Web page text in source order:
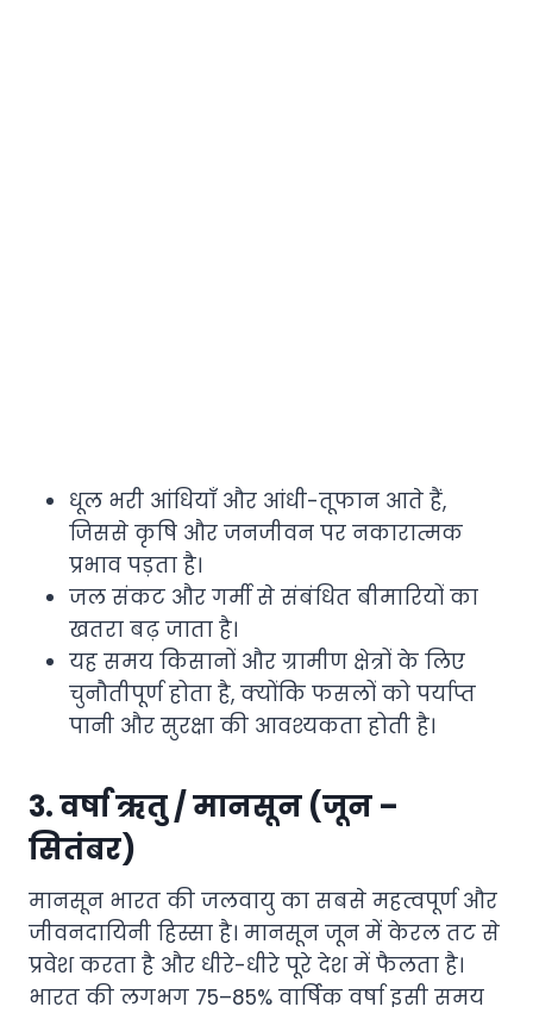
धूल भरी आंधियाँ और आंधी-तूफान आते हैं,
जिससे कृषि और जनजीवन पर नकारात्मक
प्रभाव पड़ता है।
जल संकट और गर्मी से संबंधित बीमारियों का
खतरा बढ़ जाता है।
यह समय किसानों और ग्रामीण क्षेत्रों के लिए
चुनौतीपूर्ण होता है, क्योंकि फसलों को पर्याप्त
पानी और सुरक्षा की आवश्यकता होती है।
3. वर्षा ऋतु / मानसून (जून –
सितंबर)
मानसून भारत की जलवायु का सबसे महत्वपूर्ण और
जीवनदायिनी हिस्सा है। मानसून जून में केरल तट से
प्रवेश करता है और धीरे-धीरे पूरे देश में फैलता है।
भारत की लगभग 75–85% वार्षिक वर्षा इसी समय